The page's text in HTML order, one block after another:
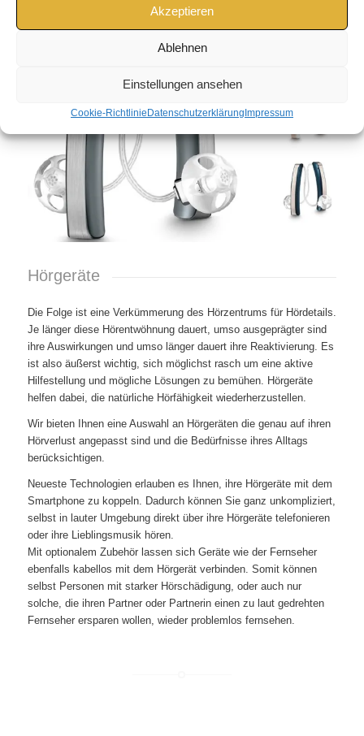
Akzeptieren
Ablehnen
Einstellungen ansehen
Cookie-RichtlinieDatenschutzerklärungImpressum
Hörgeräte
Die Folge ist eine Verkümmerung des Hörzentrums für Hördetails.
Je länger diese Hörentwöhnung dauert, umso ausgeprägter sind
ihre Auswirkungen und umso länger dauert ihre Reaktivierung. Es
ist also äußerst wichtig, sich möglichst rasch um eine aktive
Hilfestellung und mögliche Lösungen zu bemühen. Hörgeräte
helfen dabei, die natürliche Hörfähigkeit wiederherzustellen.
Wir bieten Ihnen eine Auswahl an Hörgeräten die genau auf ihren
Hörverlust angepasst sind und die Bedürfnisse ihres Alltags
berücksichtigen.
Neueste Technologien erlauben es Ihnen, ihre Hörgeräte mit dem
Smartphone zu koppeln. Dadurch können Sie ganz unkompliziert,
selbst in lauter Umgebung direkt über ihre Hörgeräte telefonieren
oder ihre Lieblingsmusik hören.
Mit optionalem Zubehör lassen sich Geräte wie der Fernseher
ebenfalls kabellos mit dem Hörgerät verbinden. Somit können
selbst Personen mit starker Hörschädigung, oder auch nur
solche, die ihren Partner oder Partnerin einen zu laut gedrehten
Fernseher ersparen wollen, wieder problemlos fernsehen.